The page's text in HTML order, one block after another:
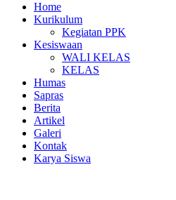
Home
Kurikulum
Kegiatan PPK
Kesiswaan
WALI KELAS
KELAS
Humas
Sapras
Berita
Artikel
Galeri
Kontak
Karya Siswa